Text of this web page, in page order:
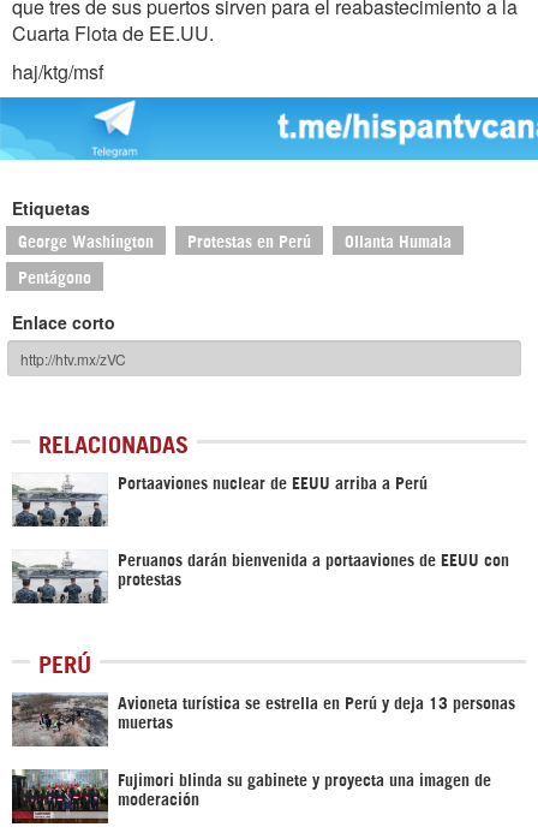
que tres de sus puertos sirven para el reabastecimiento a la
Cuarta Flota de EE.UU.
haj/ktg/msf
Etiquetas
George Washington Protestas en Perú Ollanta Humala
Pentágono
Enlace corto
RELACIONADAS
Portaaviones nuclear de EEUU arriba a Perú
Peruanos darán bienvenida a portaaviones de EEUU con
protestas
PERÚ
Avioneta turística se estrella en Perú y deja 13 personas
muertas
Fujimori blinda su gabinete y proyecta una imagen de
moderación